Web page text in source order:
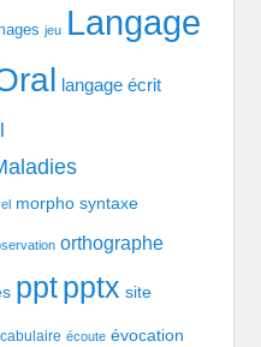
jeu Langage
langage écrit
morpho syntaxe
orthographe
pptpptx site
écoute évocation